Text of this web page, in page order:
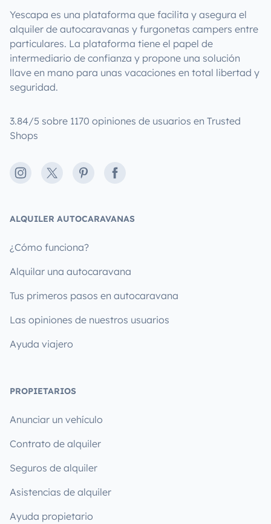
Yescapa es una plataforma que facilita y asegura el
alquiler de autocaravanas y furgonetas campers entre
particulares. La plataforma tiene el papel de
intermediario de confianza y propone una solución
llave en mano para unas vacaciones en total libertad y
seguridad.
3.84/5 sobre 1170 opiniones de usuarios en Trusted
Shops
Instagram
X PinterestFacebook
ALQUILER AUTOCARAVANAS
¿Cómo funciona?
Alquilar una autocaravana
Tus primeros pasos en autocaravana
Las opiniones de nuestros usuarios
Ayuda viajero
PROPIETARIOS
Anunciar un vehículo
Contrato de alquiler
Seguros de alquiler
Asistencias de alquiler
Ayuda propietario